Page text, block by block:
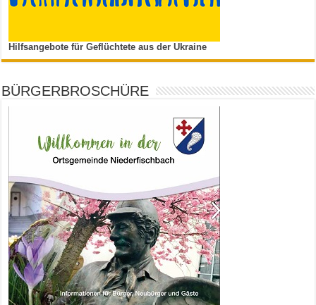
Hilfsangebote für Geflüchtete aus der Ukraine
BÜRGERBROSCHÜRE